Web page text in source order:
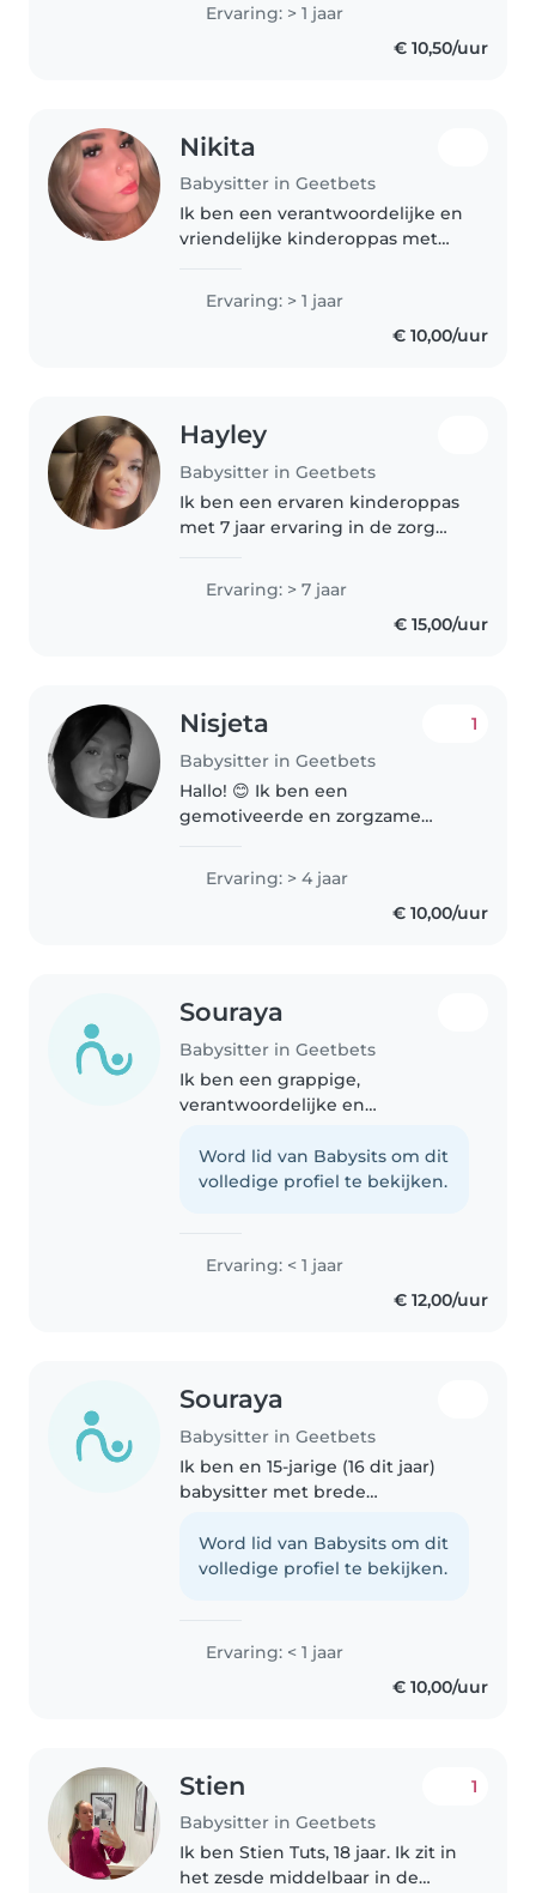
kan grappig en heel geduldig
zijn. Ik zit in mijn eenvoudig
Ervaring: > 1 jaar
€ 10,50/uur
Nikita
Babysitter in Geetbets
Ik ben een verantwoordelijke en
vriendelijke kinderoppas met
peuters, kleuters en
basisschoolkinderen. Ik ben
gespecialiseerd in voorlezen,
Ervaring: > 1 jaar
€ 10,00/uur
Hayley
Babysitter in Geetbets
Ik ben een ervaren kinderoppas
met 7 jaar ervaring in de zorg
van baby's tot tieners. Ik ben
verantwoordelijk, geduldig en
Ervaring: > 7 jaar
€ 15,00/uur
Nisjeta
Babysitter in Geetbets
1
Hallo! 😊 Ik ben een
gemotiveerde en zorgzame
3 jaar verzorging gevolgd op
school, waar ik intensief bezig
was met de zorg en begeleiding
Ervaring: > 4 jaar
€ 10,00/uur
Souraya
Babysitter in Geetbets
Ik ben een grappige,
verantwoordelijke en
graag met kinderen werkt. Ik
ben momenteel een student
Word lid van Babysits om dit
volledige profiel te bekijken.
Ervaring: < 1 jaar
€ 12,00/uur
Souraya
Babysitter in Geetbets
Ik ben en 15-jarige (16 dit jaar)
babysitter met brede
geen professionele ervaring heb,
kan ik uw kinderen vermaken
Word lid van Babysits om dit
volledige profiel te bekijken.
Ervaring: < 1 jaar
€ 10,00/uur
Stien
Babysitter in Geetbets
1
Ik ben Stien Tuts, 18 jaar. Ik zit in
het zesde middelbaar in de